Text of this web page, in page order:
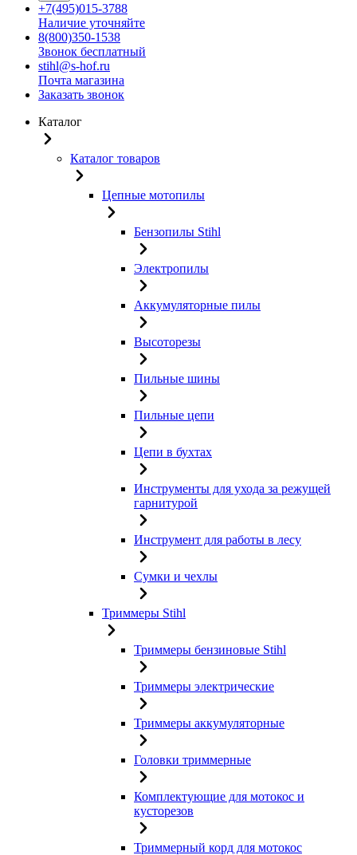
+7(495)015-3788
Наличие уточняйте
8(800)350-1538
Звонок бесплатный
stihl@s-hof.ru
Почта магазина
Заказать звонок
Каталог
Каталог товаров
Цепные мотопилы
Бензопилы Stihl
Электропилы
Аккумуляторные пилы
Высоторезы
Пильные шины
Пильные цепи
Цепи в бухтах
Инструменты для ухода за режущей
гарнитурой
Инструмент для работы в лесу
Сумки и чехлы
Триммеры Stihl
Триммеры бензиновые Stihl
Триммеры электрические
Триммеры аккумуляторные
Головки триммерные
Комплектующие для мотокос и
кусторезов
Триммерный корд для мотокос